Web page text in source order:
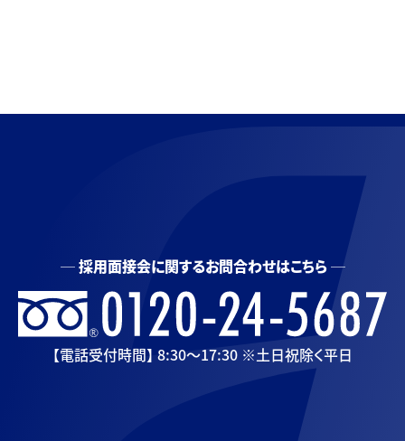
採用面接会に関するお問合わせはこちら
【電話受付時間】 8:30〜17:30 ※土日祝除く平日